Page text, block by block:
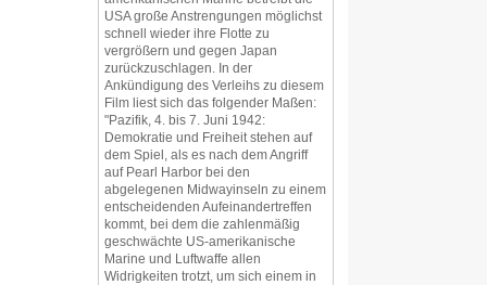
USA große Anstrengungen möglichst
schnell wieder ihre Flotte zu
vergrößern und gegen Japan
zurückzuschlagen. In der
Ankündigung des Verleihs zu diesem
Film liest sich das folgender Maßen:
"Pazifik, 4. bis 7. Juni 1942:
Demokratie und Freiheit stehen auf
dem Spiel, als es nach dem Angriff
auf Pearl Harbor bei den
abgelegenen Midwayinseln zu einem
entscheidenden Aufeinandertreffen
kommt, bei dem die zahlenmäßig
geschwächte US-amerikanische
Marine und Luftwaffe allen
Widrigkeiten trotzt, um sich einem in